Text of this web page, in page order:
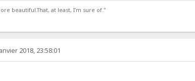
beautiful.That, at least, I'm sure of."
2018, 23:58:01